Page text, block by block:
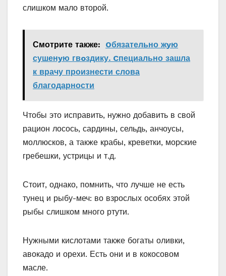
слишком мало второй.
Смотрите также:
Oбязательно жyю
сушенyю гвoздику. Cпециально зашла
к врачу произнести слова
благодарности
Чтобы это исправить, нужно добавить в свой
рацион лосось, сардины, сельдь, анчоусы,
моллюсков, а также крабы, креветки, морские
гребешки, устрицы и т.д.
Стоит, однако, помнить, что лучше не есть
тунец и рыбу-меч: во взрослых особях этой
рыбы слишком много ртути.
Нужными кислотами также богаты оливки,
авокадо и орехи. Есть они и в кокосовом
масле.